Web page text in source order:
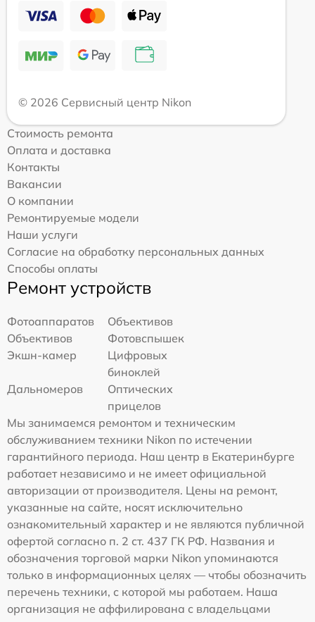
© 2026 Сервисный центр Nikon
Стоимость ремонта
Оплата и доставка
Контакты
Вакансии
О компании
Ремонтируемые модели
Наши услуги
Согласие на обработку персональных данных
Способы оплаты
Ремонт устройств
Фотоаппаратов
Объективов
Объективов
Фотовспышек
Экшн-камер
Цифровых
биноклей
Дальномеров
Оптических
прицелов
Мы занимаемся ремонтом и техническим
обслуживанием техники Nikon по истечении
гарантийного периода. Наш центр в Екатеринбурге
работает независимо и не имеет официальной
авторизации от производителя. Цены на ремонт,
указанные на сайте, носят исключительно
ознакомительный характер и не являются публичной
офертой согласно п. 2 ст. 437 ГК РФ. Названия и
обозначения торговой марки Nikon упоминаются
только в информационных целях — чтобы обозначить
перечень техники, с которой мы работаем. Наша
организация не аффилирована с владельцами